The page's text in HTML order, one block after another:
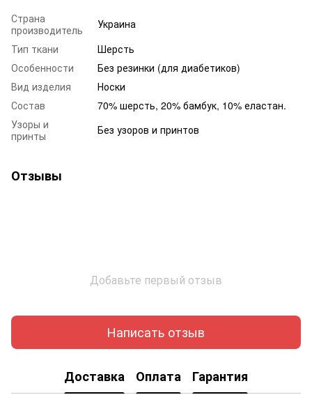
Страна
производитель
Украина
Тип ткани
Шерсть
Особенности
Без резинки (для диабетиков)
Вид изделия
Носки
Состав
70% шерсть, 20% бамбук, 10% еластан.
Узоры и
принты
Без узоров и принтов
Отзывы
Добавьте первый отзыв
Написать отзыв
Доставка Оплата Гарантия